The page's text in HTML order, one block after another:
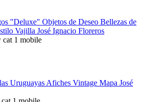
"Deluxe" Objetos de Deseo Bellezas de
Vajilla José Ignacio Floreros
Uruguayas Afiches Vintage Mapa José